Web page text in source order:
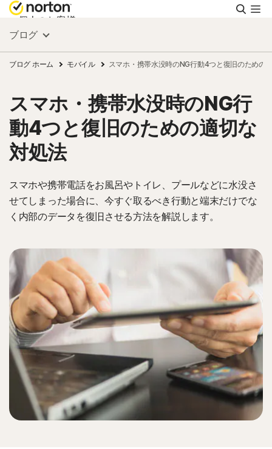
検
索
個人のお客様
スモールビジネス
リソース
サポート
無料体験
日本
サインイン
ブログ
ブログ ホーム モバイル スマホ・携帯水没時のNG行動4つと復旧のための
スマホ・携帯水没時のNG行
動4つと復旧のための適切な
対処法
スマホや携帯電話をお風呂やトイレ、プールなどに水没さ
せてしまった場合に、今すぐ取るべき行動と端末だけでな
く内部のデータを復旧させる方法を解説します。